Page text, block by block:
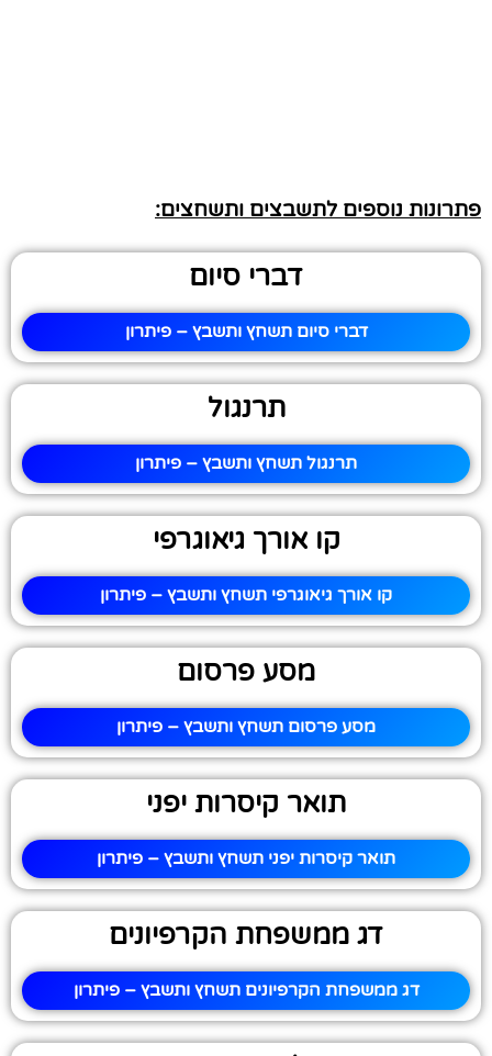
פתרונות נוספים לתשבצים ותשחצים:
דברי סיום
דברי סיום תשחץ ותשבץ – פיתרון
תרנגול
תרנגול תשחץ ותשבץ – פיתרון
קו אורך גיאוגרפי
קו אורך גיאוגרפי תשחץ ותשבץ – פיתרון
מסע פרסום
מסע פרסום תשחץ ותשבץ – פיתרון
תואר קיסרות יפני
תואר קיסרות יפני תשחץ ותשבץ – פיתרון
דג ממשפחת הקרפיונים
דג ממשפחת הקרפיונים תשחץ ותשבץ – פיתרון